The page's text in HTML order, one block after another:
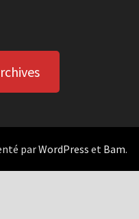
parWordPress et Bam.